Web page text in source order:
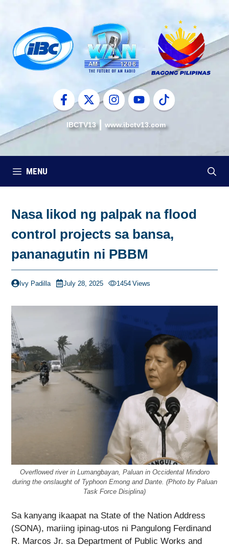
content
IBCTV13 www.ibctv13.com
MENU
Nasa likod ng palpak na flood
control projects sa bansa,
pananagutin ni PBBM
Ivy Padilla July 28, 2025 1454 Views
Overflowed river in Lumangbayan, Paluan in Occidental Mindoro
during the onslaught of Typhoon Emong and Dante. (Photo by Paluan
Task Force Disiplina)
Sa kanyang ikaapat na State of the Nation Address
(SONA), mariing ipinag-utos ni Pangulong Ferdinand
R. Marcos Jr. sa Department of Public Works and